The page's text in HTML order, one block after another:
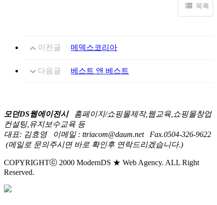
목록
이전글 메덱스코리아
다음글 베스트 앤 베스트
모던DS웹에이전시홈페이지/쇼핑몰제작,웹교육,쇼핑몰창업
컨설팅,유지보수교육 등
대표: 김효영
이메일 : ttriacom@daum.net
Fax.0504-326-9622
(메일로 문의주시면 바로 확인후 연락드리겠습니다.)
COPYRIGHTⓒ 2000 ModernDS ★ Web Agency. ALL Right
Reserved.